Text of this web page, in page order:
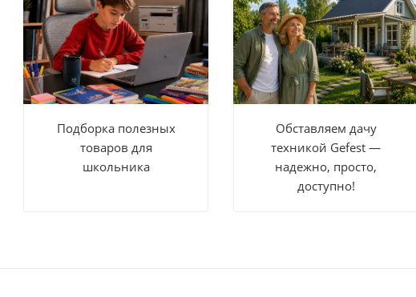
Подборка полезных
товаров для
школьника
Обставляем дачу
техникой Gefest —
надежно, просто,
доступно!